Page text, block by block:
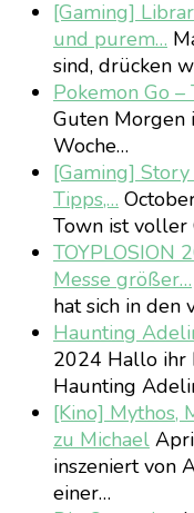
[Gaming]
und purem…
sind, drücken
Pokemon Go
Guten Morgen
Woche…
[Gaming] Story
Tipps,…
Town ist voller
TOYPLOSION
Messe größer…
hat sich in den
Haunting
2024 Hallo ihr
Haunting
[Kino] Mythos,
zu Michael
inszeniert von
einer…